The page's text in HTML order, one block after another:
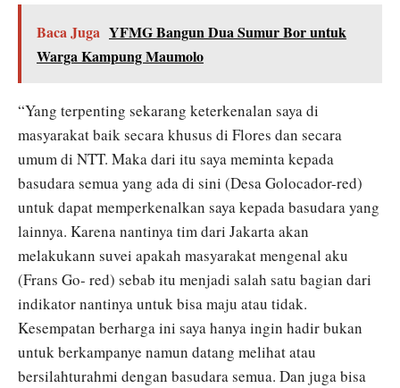
Baca Juga YFMG Bangun Dua Sumur Bor untuk
Warga Kampung Maumolo
“Yang terpenting sekarang keterkenalan saya di
masyarakat baik secara khusus di Flores dan secara
umum di NTT. Maka dari itu saya meminta kepada
basudara semua yang ada di sini (Desa Golocador-red)
untuk dapat memperkenalkan saya kepada basudara yang
lainnya. Karena nantinya tim dari Jakarta akan
melakukann suvei apakah masyarakat mengenal aku
(Frans Go- red) sebab itu menjadi salah satu bagian dari
indikator nantinya untuk bisa maju atau tidak.
Kesempatan berharga ini saya hanya ingin hadir bukan
untuk berkampanye namun datang melihat atau
bersilahturahmi dengan basudara semua. Dan juga bisa